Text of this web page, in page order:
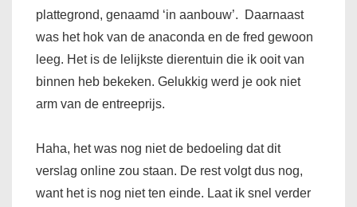
plattegrond, genaamd ‘in aanbouw’. Daarnaast
was het hok van de anaconda en de fred gewoon
leeg. Het is de lelijkste dierentuin die ik ooit van
binnen heb bekeken. Gelukkig werd je ook niet
arm van de entreeprijs.
Haha, het was nog niet de bedoeling dat dit
verslag online zou staan. De rest volgt dus nog,
want het is nog niet ten einde. Laat ik snel verder